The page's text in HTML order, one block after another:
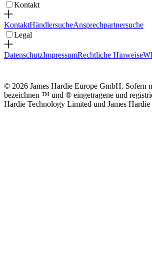
Kontakt
KontaktHändlersucheAnsprechpartnersuche
Legal
DatenschutzImpressumRechtliche Hinweise
© 2026 James Hardie Europe GmbH. Sofern
bezeichnen ™ und ® eingetragene und
Hardie Technology Limited und James